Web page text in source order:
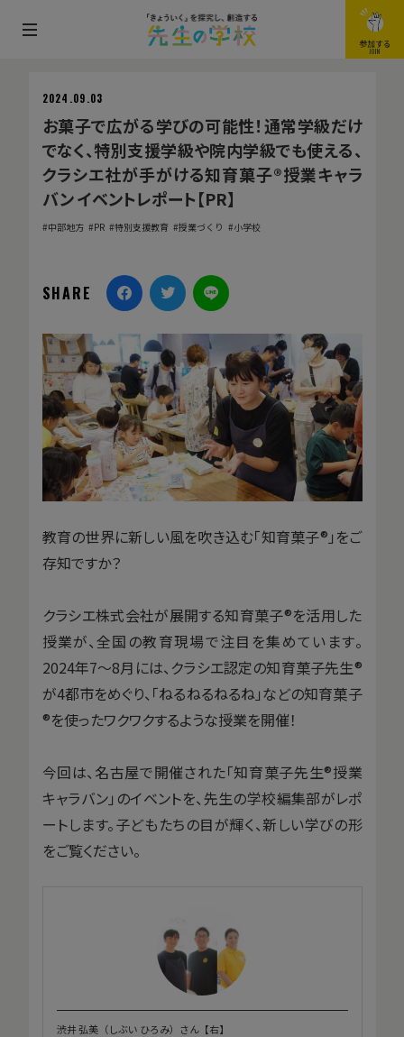
メ
参加する
JOIN
2024.09.03
お菓子で広がる学びの可能性！通常学級だけ
でなく、特別支援学級や院内学級でも使える、
クラシエ社が手がける知育菓子®授業キャラ
バン イベントレポート【PR】
中部地方 PR 特別支援教育 授業づくり 小学校
SHARE
教育の世界に新しい風を吹き込む「知育菓子®」をご
存知ですか？
クラシエ株式会社が展開する知育菓子®を活用した
授業が、全国の教育現場で注目を集めています。
2024年7〜8月には、クラシエ認定の知育菓子先生®
が4都市をめぐり、「ねるねるねるね」などの知育菓子
®を使ったワクワクするような授業を開催！
今回は、名古屋で開催された「知育菓子先生®授業
キャラバン」のイベントを、先生の学校編集部がレポ
ートします。子どもたちの目が輝く、新しい学びの形
をご覧ください。
渋井 弘美（しぶい ひろみ）さん【右】